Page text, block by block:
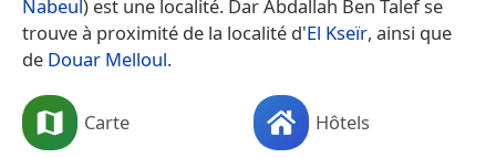
Nabeul) est une localité. Dar Abdallah Ben Talef se
trouve à proximité de la localité d'El Kseïr, ainsi que
de Douar Melloul.
Carte Hôtels